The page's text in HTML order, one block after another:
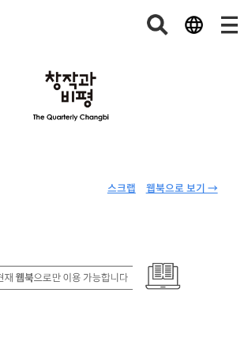
웹북으로 보기 →
스크랩